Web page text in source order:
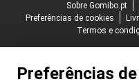
Sobre Gomibo.pt
Preferências de cookies
Termos e
Preferências